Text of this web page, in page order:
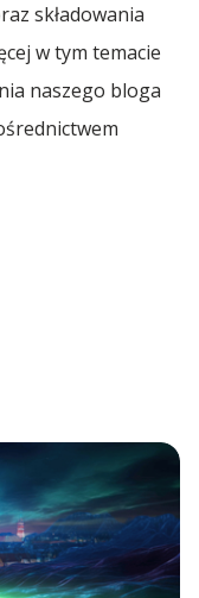
składowania
w tym temacie
naszego bloga